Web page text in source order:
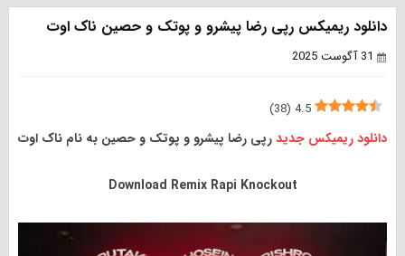
دانلود ریمیکس رپی رضا پیشرو و پوتک و حصین ناک اوت
31 آگوست 2025
4.5
(
38
)
دانلود ریمیکس جدیدرپی رضا پیشرو و پوتک و حصین به نام ناک اوت
Download Remix Rapi Knockout